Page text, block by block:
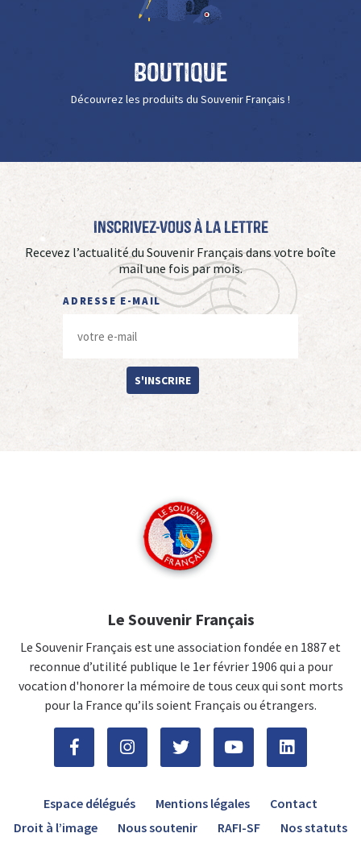
Boutique
Découvrez les produits du Souvenir Français !
Inscrivez-vous à La Lettre
Recevez l’actualité du Souvenir Français dans votre boîte
mail une fois par mois.
ADRESSE E-MAIL
S'INSCRIRE
Le Souvenir Français
Le Souvenir Français est une association fondée en 1887 et
reconnue d’utilité publique le 1er février 1906 qui a pour
vocation d'honorer la mémoire de tous ceux qui sont morts
pour la France qu’ils soient Français ou étrangers.
Espace délégués Mentions légales
Contact
Droit à l’image
Nous soutenir RAFI-SF Nos statuts